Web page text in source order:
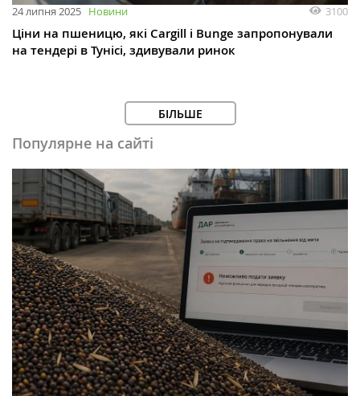
24 липня 2025 Новини 3100
Ціни на пшеницю, які Cargill і Bunge запропонували
на тендері в Тунісі, здивували ринок
БІЛЬШЕ
Популярне на сайті